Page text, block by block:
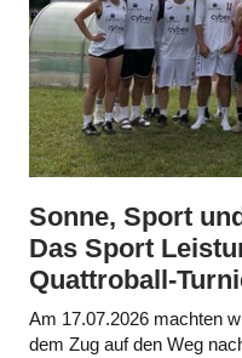
Sonne, Sport
Das Sport
Quattroball-
Am 17.07.2026 machten
dem Zug auf den Weg